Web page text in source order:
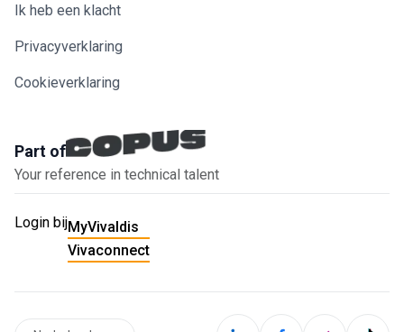
Ik heb een klacht
Privacyverklaring
Cookieverklaring
Part of
Your reference in technical talent
Login bijMyVivaldis
Vivaconnect